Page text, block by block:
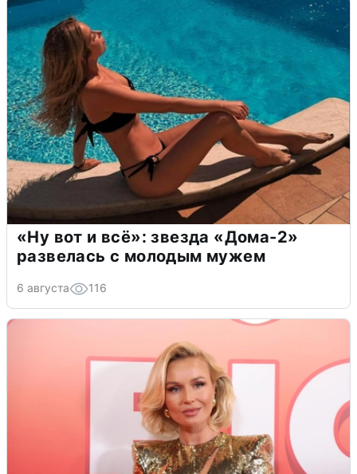
«Ну вот и всё»: звезда «Дома-2»
развелась с молодым мужем
6 августа 116